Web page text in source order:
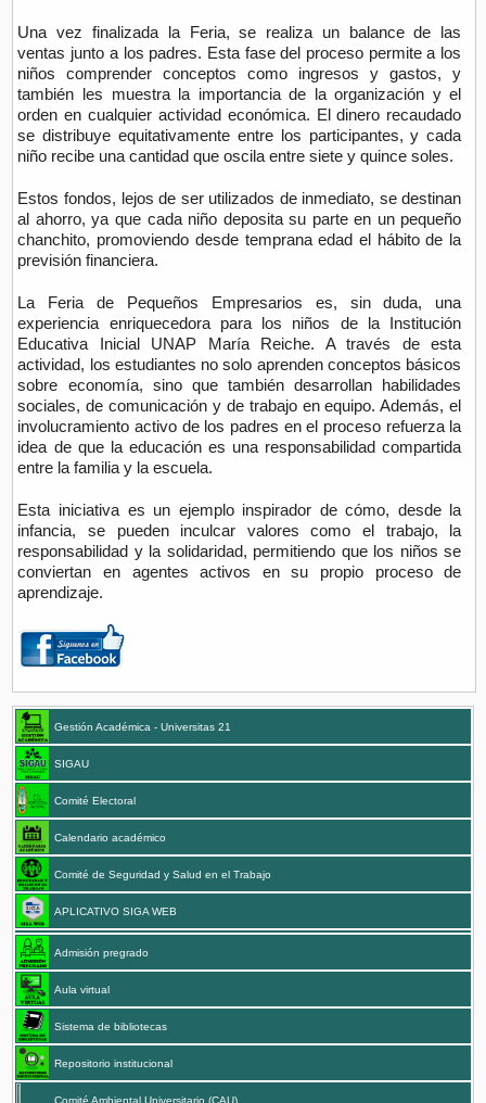
Una vez finalizada la Feria, se realiza un balance de las
ventas junto a los padres. Esta fase del proceso permite a los
niños comprender conceptos como ingresos y gastos, y
también les muestra la importancia de la organización y el
orden en cualquier actividad económica. El dinero recaudado
se distribuye equitativamente entre los participantes, y cada
niño recibe una cantidad que oscila entre siete y quince soles.
Estos fondos, lejos de ser utilizados de inmediato, se destinan
al ahorro, ya que cada niño deposita su parte en un pequeño
chanchito, promoviendo desde temprana edad el hábito de la
previsión financiera.
La Feria de Pequeños Empresarios es, sin duda, una
experiencia enriquecedora para los niños de la Institución
Educativa Inicial UNAP María Reiche. A través de esta
actividad, los estudiantes no solo aprenden conceptos básicos
sobre economía, sino que también desarrollan habilidades
sociales, de comunicación y de trabajo en equipo. Además, el
involucramiento activo de los padres en el proceso refuerza la
idea de que la educación es una responsabilidad compartida
entre la familia y la escuela.
Esta iniciativa es un ejemplo inspirador de cómo, desde la
infancia, se pueden inculcar valores como el trabajo, la
responsabilidad y la solidaridad, permitiendo que los niños se
conviertan en agentes activos en su propio proceso de
aprendizaje.
Gestión Académica - Universitas 21
SIGAU
Comité Electoral
Calendario académico
Comité de Seguridad y Salud en el Trabajo
APLICATIVO SIGA WEB
Admisión pregrado
Aula virtual
Sistema de bibliotecas
Repositorio institucional
Comité Ambiental Universitario (CAU)